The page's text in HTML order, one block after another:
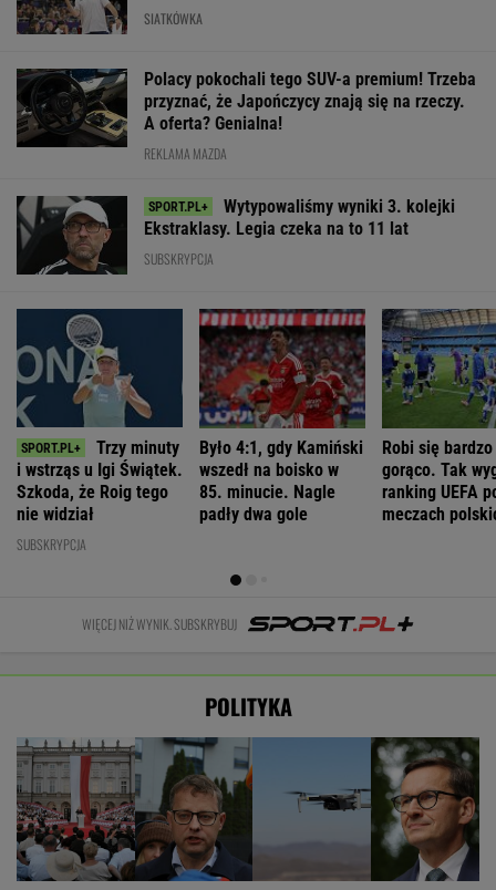
SIATKÓWKA
Polacy pokochali tego SUV-a premium! Trzeba
przyznać, że Japończycy znają się na rzeczy.
A oferta? Genialna!
REKLAMA MAZDA
Wytypowaliśmy wyniki 3. kolejki
Ekstraklasy. Legia czeka na to 11 lat
SUBSKRYPCJA
Trzy minuty
i wstrząs u Igi Świątek.
Szkoda, że Roig tego
nie widział
SUBSKRYPCJA
Było 4:1, gdy Kamiński
wszedł na boisko w
85. minucie. Nagle
padły dwa gole
Robi się bardzo
gorąco. Tak
ranking UEFA
meczach
WIĘCEJ NIŻ WYNIK. SUBSKRYBUJ
POLITYKA